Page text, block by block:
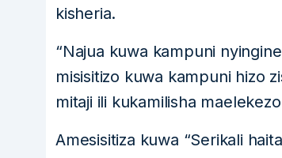
kisheria.
“Najua kuwa kampuni
misisitizo kuwa kampuni hizo
mitaji ili kukamilisha
Amesisitiza kuwa “Serikali